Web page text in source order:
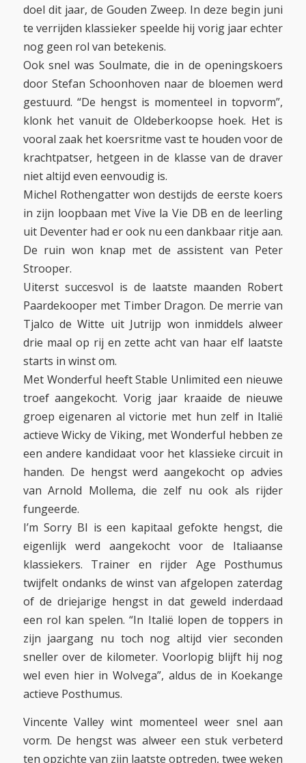
doel dit jaar, de Gouden Zweep. In deze begin juni
te verrijden klassieker speelde hij vorig jaar echter
nog geen rol van betekenis.
Ook snel was Soulmate, die in de openingskoers
door Stefan Schoonhoven naar de bloemen werd
gestuurd. “De hengst is momenteel in topvorm”,
klonk het vanuit de Oldeberkoopse hoek. Het is
vooral zaak het koersritme vast te houden voor de
krachtpatser, hetgeen in de klasse van de draver
niet altijd even eenvoudig is.
Michel Rothengatter won destijds de eerste koers
in zijn loopbaan met Vive la Vie DB en de leerling
uit Deventer had er ook nu een dankbaar ritje aan.
De ruin won knap met de assistent van Peter
Strooper.
Uiterst succesvol is de laatste maanden Robert
Paardekooper met Timber Dragon. De merrie van
Tjalco de Witte uit Jutrijp won inmiddels alweer
drie maal op rij en zette acht van haar elf laatste
starts in winst om.
Met Wonderful heeft Stable Unlimited een nieuwe
troef aangekocht. Vorig jaar kraaide de nieuwe
groep eigenaren al victorie met hun zelf in Italië
actieve Wicky de Viking, met Wonderful hebben ze
een andere kandidaat voor het klassieke circuit in
handen. De hengst werd aangekocht op advies
van Arnold Mollema, die zelf nu ook als rijder
fungeerde.
I’m Sorry BI is een kapitaal gefokte hengst, die
eigenlijk werd aangekocht voor de Italiaanse
klassiekers. Trainer en rijder Age Posthumus
twijfelt ondanks de winst van afgelopen zaterdag
of de driejarige hengst in dat geweld inderdaad
een rol kan spelen. “In Italië lopen de toppers in
zijn jaargang nu toch nog altijd vier seconden
sneller over de kilometer. Voorlopig blijft hij nog
wel even hier in Wolvega”, aldus de in Koekange
actieve Posthumus.
Vincente Valley wint momenteel weer snel aan
vorm. De hengst was alweer een stuk verbeterd
ten opzichte van zijn laatste optreden, twee weken